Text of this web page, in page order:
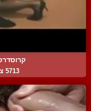
5713 צפיות